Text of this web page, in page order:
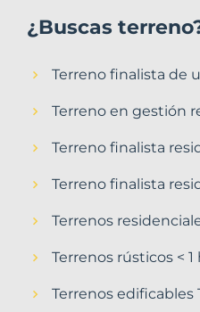
¿Buscas
Terreno finalista de
Terreno en gestión
Terreno finalista
Terreno finalista
Terrenos
Terrenos rústicos <
Terrenos edificables